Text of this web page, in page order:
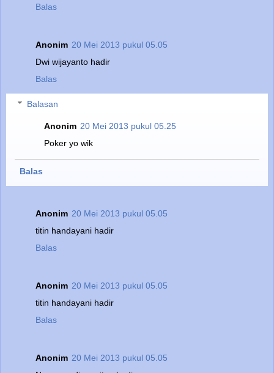
Balas
Anonim 20 Mei 2013 pukul 05.05
Dwi wijayanto hadir
Balas
Balasan
Anonim 20 Mei 2013 pukul 05.25
Poker yo wik
Balas
Anonim 20 Mei 2013 pukul 05.05
titin handayani hadir
Balas
Anonim 20 Mei 2013 pukul 05.05
titin handayani hadir
Balas
Anonim 20 Mei 2013 pukul 05.05